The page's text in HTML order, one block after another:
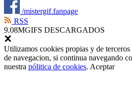
/mistergif.fanpage
RSS
9.08MGIFS DESCARGADOS
Utilizamos cookies propias y de
de navegacion, si continua navegando
nuestra pólitica de cookies. Aceptar